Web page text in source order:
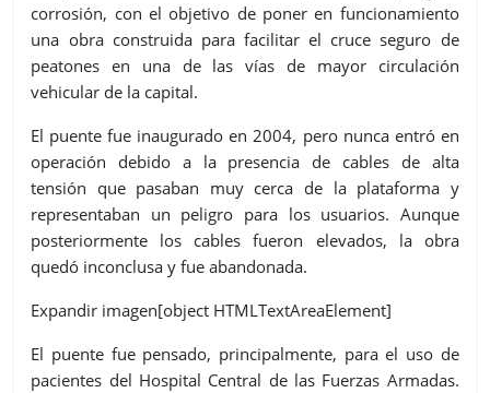
corrosión, con el objetivo de poner en funcionamiento
una obra construida para facilitar el cruce seguro de
peatones en una de las vías de mayor circulación
vehicular de la capital.
El puente fue inaugurado en 2004, pero nunca entró en
operación debido a la presencia de cables de alta
tensión que pasaban muy cerca de la plataforma y
representaban un peligro para los usuarios. Aunque
posteriormente los cables fueron elevados, la obra
quedó inconclusa y fue abandonada.
Expandir imagen[object HTMLTextAreaElement]
El puente fue pensado, principalmente, para el uso de
pacientes del Hospital Central de las Fuerzas Armadas.